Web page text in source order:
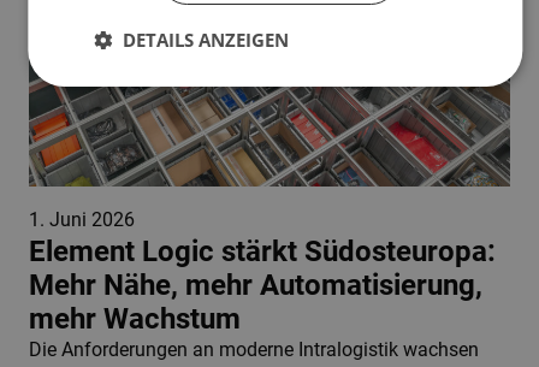
1. Juni 2026
Element Logic stärkt Südosteuropa:
Mehr Nähe, mehr Automatisierung,
mehr Wachstum
Die Anforderungen an moderne Intralogistik wachsen
ITALIAN
ENGLISH
DETAILS ANZEIGEN